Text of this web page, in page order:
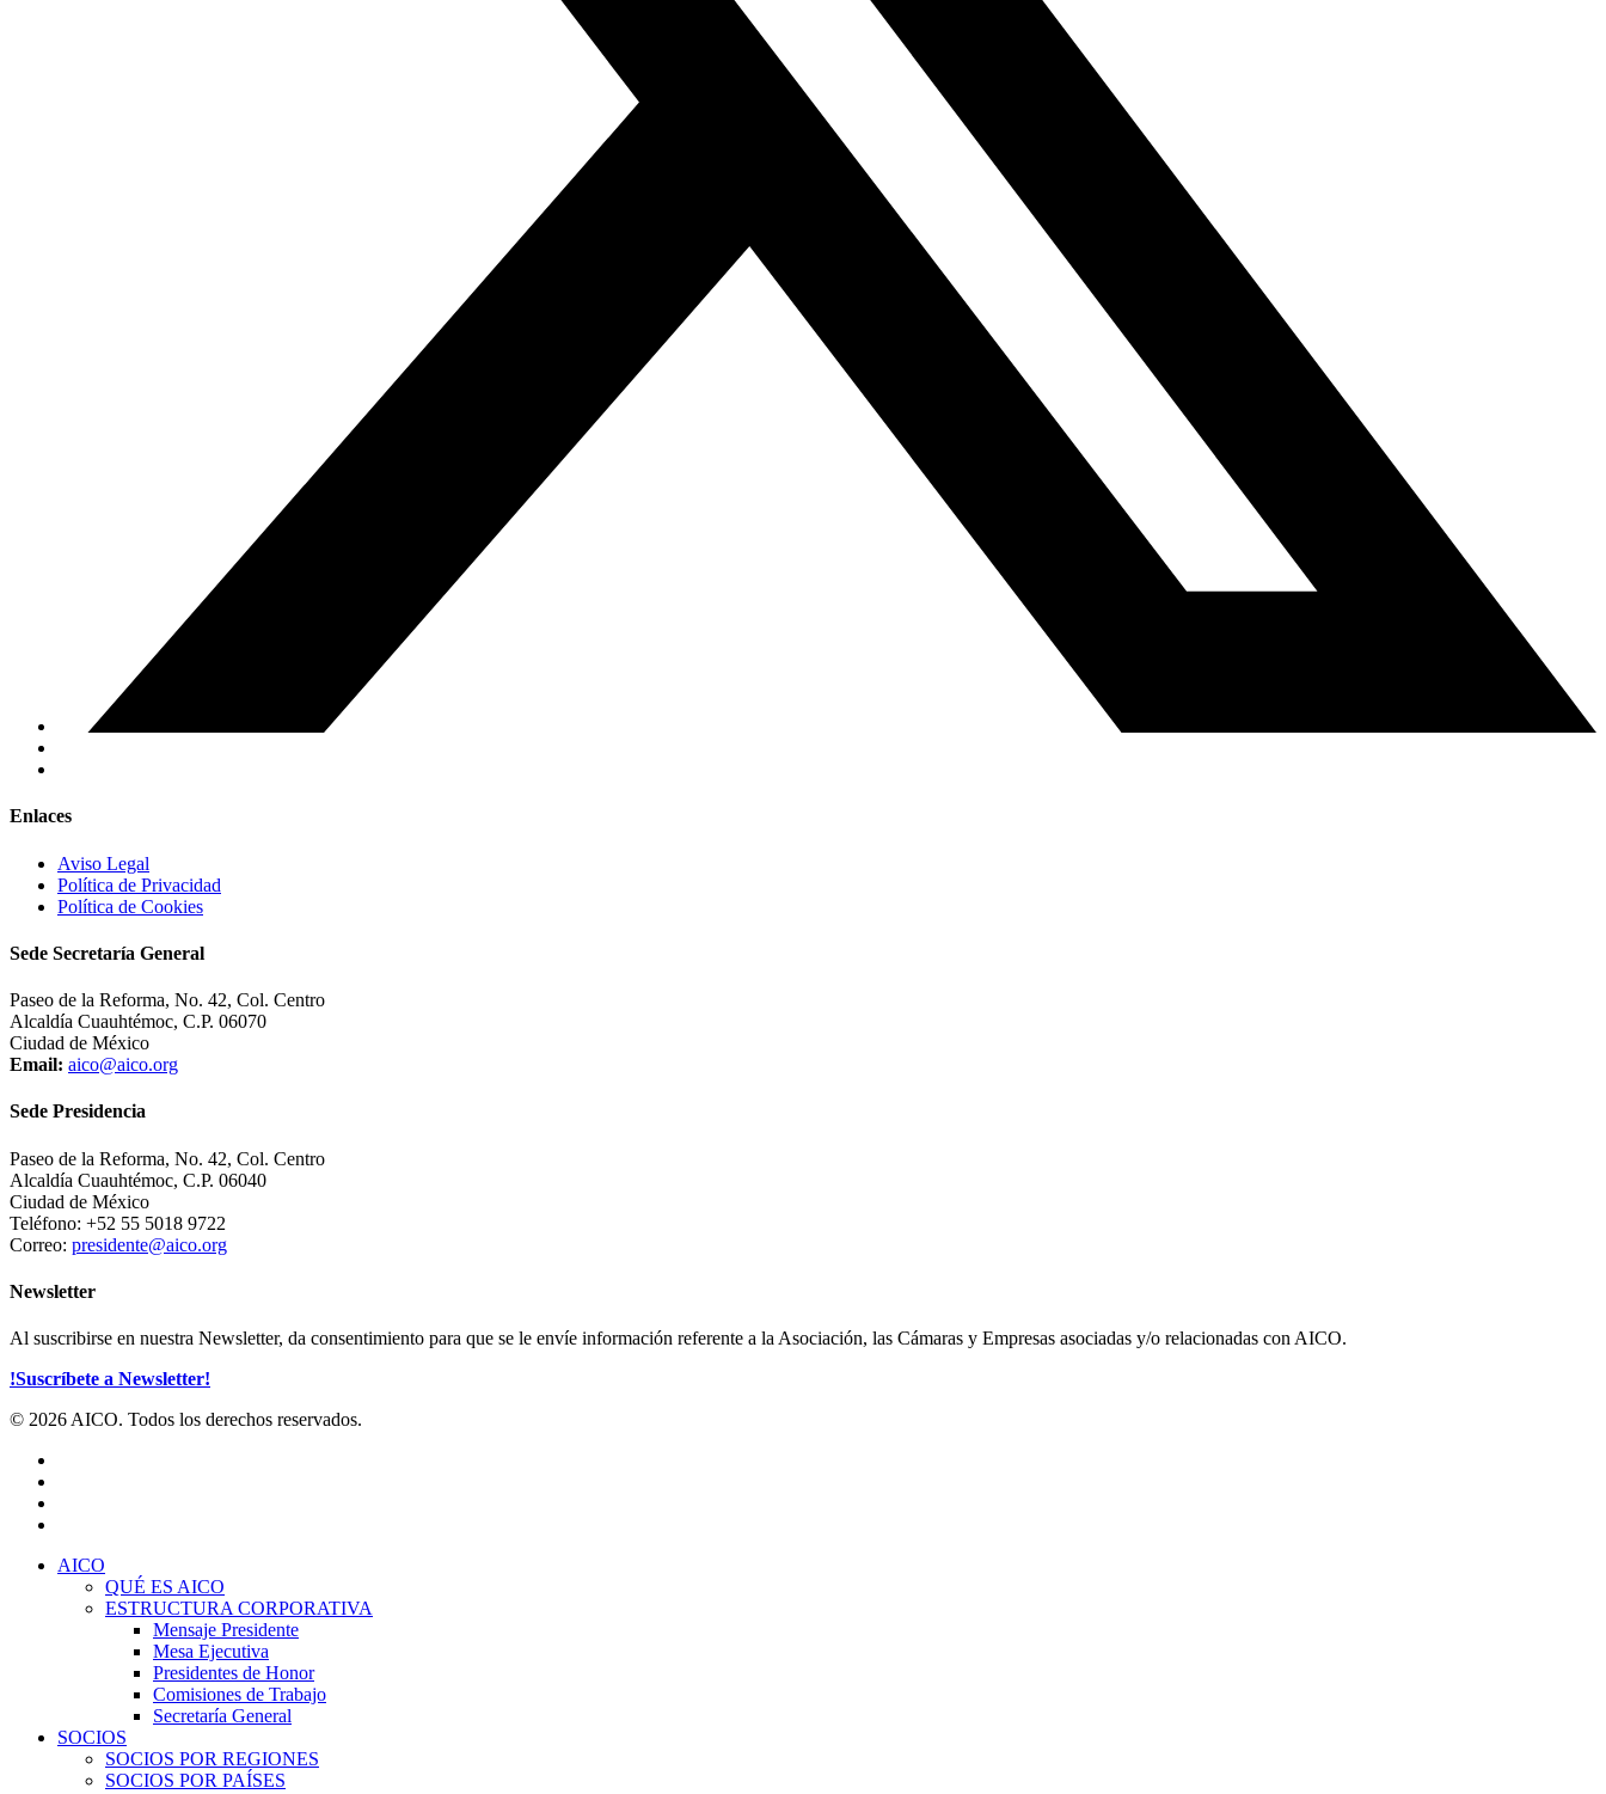
Enlaces
Aviso Legal
Política de Privacidad
Política de Cookies
Sede Secretaría General
Paseo de la Reforma, No. 42, Col. Centro
Alcaldía Cuauhtémoc, C.P. 06070
Ciudad de México
Email: aico@aico.org
Sede Presidencia
Paseo de la Reforma, No. 42, Col. Centro
Alcaldía Cuauhtémoc, C.P. 06040
Ciudad de México
Teléfono: +52 55 5018 9722
Correo: presidente@aico.org
Newsletter
Al suscribirse en nuestra Newsletter, da consentimiento para que se le envíe información referente a la Asociación, las Cámaras y Empresas asociadas y/o relacionadas con AICO.
!Suscríbete a Newsletter!
© 2026 AICO. Todos los derechos reservados.
Close
AICO
QUÉ ES AICO
ESTRUCTURA CORPORATIVA
Mensaje Presidente
Mesa Ejecutiva
Presidentes de Honor
Comisiones de Trabajo
Secretaría General
SOCIOS
SOCIOS POR REGIONES
SOCIOS POR PAÍSES